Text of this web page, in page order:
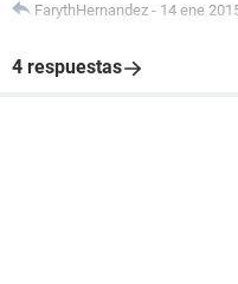
FarythHernandez - 14 ene
4 respuestas